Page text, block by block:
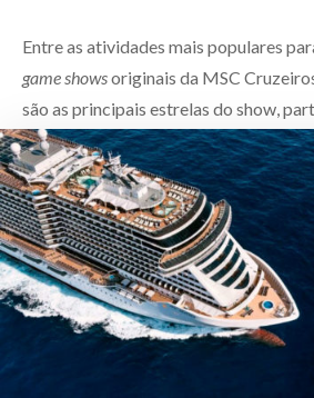
Entre as atividades mais populares
game showsoriginais da MSC
são as principais estrelas do show,
pais. Nesse sentido, após o sucesso do
Juniors,Break the Wall e MSC Dance
atrações familiares estão disponíveis.
Quest, um jogo de perguntas baseado
Caravaggio, um game show de
Horário estendido para